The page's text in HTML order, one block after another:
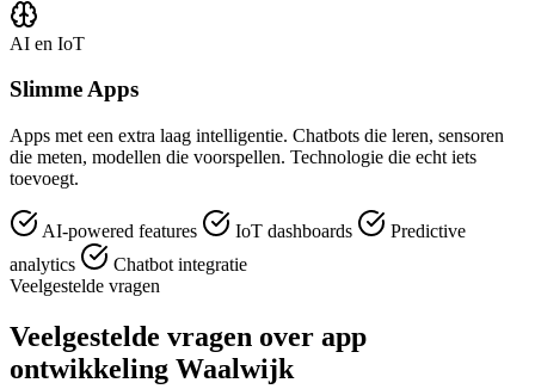
AI en IoT
Slimme Apps
Apps met een extra laag intelligentie. Chatbots die leren, sensoren
die meten, modellen die voorspellen. Technologie die echt iets
toevoegt.
AI-powered features IoT dashboards
Predictive
analytics
Chatbot integratie
Veelgestelde vragen
Veelgestelde vragen over app
ontwikkeling Waalwijk